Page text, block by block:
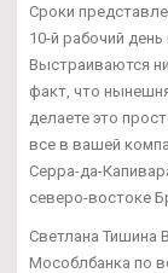
Сроки
10-й рабочий
Выстраиваются
факт, что
делаете это
все в вашей
Серра-да-
северо-востоке
Светлана Тишина
Мособлбанка по